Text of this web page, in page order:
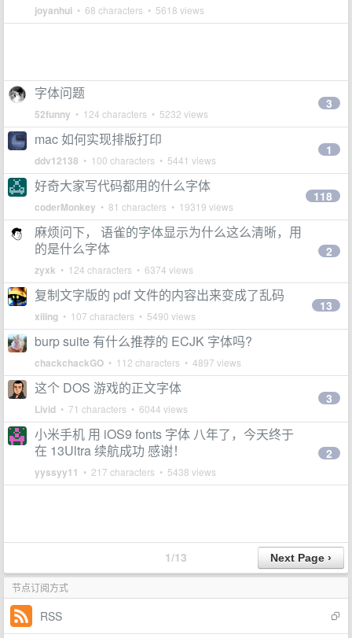
joyanhui • 68 characters • 5618 views
字体问题
52funny • 124 characters • 5232 views
3
mac 如何实现排版打印
ddv12138 • 100 characters • 5441 views
1
好奇大家写代码都用的什么字体
coderMonkey • 81 characters • 19319 views
118
麻烦问下， 语雀的字体显示为什么这么清晰，用
的是什么字体
zyxk • 124 characters • 6374 views
2
复制文字版的 pdf 文件的内容出来变成了乱码
xiiing • 107 characters • 5490 views
13
burp suite 有什么推荐的 ECJK 字体吗?
chackchackGO • 112 characters • 4897 views
这个 DOS 游戏的正文字体
Livid • 71 characters • 6044 views
3
小米手机 用 iOS9 fonts 字体 八年了，今天终于
在 13Ultra 续航成功 感谢！
yyssyy11 • 217 characters • 5438 views
2
1/13
节点订阅方式
RSS